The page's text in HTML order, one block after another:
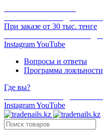
При заказе от 30 тыс. тенге
InstagramYouTube
Вопросы и ответы
Программа лояльности
Где вы?
InstagramYouTube